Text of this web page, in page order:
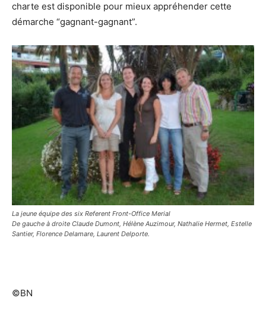
charte est disponible pour mieux appréhender cette
démarche “gagnant-gagnant”.
La jeune équipe des six Referent Front-Office Merial
De gauche à droite Claude Dumont, Hélène Auzimour, Nathalie Hermet, Estelle
Santier, Florence Delamare, Laurent Delporte.
©BN